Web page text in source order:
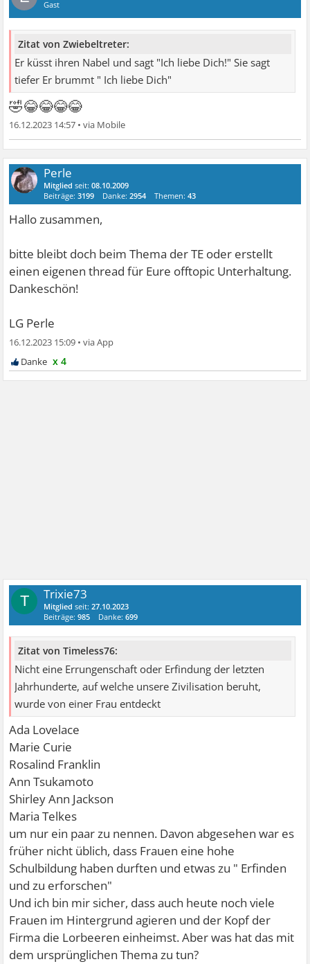
Gast
Zitat von Zwiebeltreter:
Er küsst ihren Nabel und sagt "Ich liebe Dich!" Sie sagt
tiefer Er brummt " Ich liebe Dich"
🤣😂😂😂😂
16.12.2023 14:57 •
Perle
Mitglied seit:08.10.2009
Beiträge:3199 Danke:2954 Themen:43
Hallo zusammen,
bitte bleibt doch beim Thema der TE oder erstellt
einen eigenen thread für Eure offtopic Unterhaltung.
Dankeschön!
LG Perle
16.12.2023 15:09 •
x 4
T Trixie73
Mitglied seit:27.10.2023
Beiträge:985 Danke:699
Zitat von Timeless76:
Nicht eine Errungenschaft oder Erfindung der letzten
Jahrhunderte, auf welche unsere Zivilisation beruht,
wurde von einer Frau entdeckt
Ada Lovelace
Marie Curie
Rosalind Franklin
Ann Tsukamoto
Shirley Ann Jackson
Maria Telkes
um nur ein paar zu nennen. Davon abgesehen war es
früher nicht üblich, dass Frauen eine hohe
Schulbildung haben durften und etwas zu " Erfinden
und zu erforschen"
Und ich bin mir sicher, dass auch heute noch viele
Frauen im Hintergrund agieren und der Kopf der
Firma die Lorbeeren einheimst. Aber was hat das mit
dem ursprünglichen Thema zu tun?